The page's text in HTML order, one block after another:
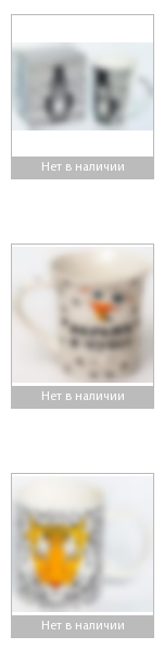
Нет в наличии
Нет в наличии
Нет в наличии